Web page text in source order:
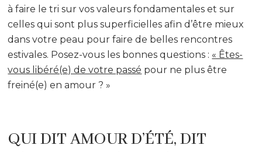
à faire le tri sur vos valeurs fondamentales et sur
celles qui sont plus superficielles afin d’être mieux
dans votre peau pour faire de belles rencontres
estivales. Posez-vous les bonnes questions : « Êtes-
vous libéré(e) de votre passé pour ne plus être
freiné(e) en amour ? »
QUI DIT AMOUR D’ÉTÉ, DIT